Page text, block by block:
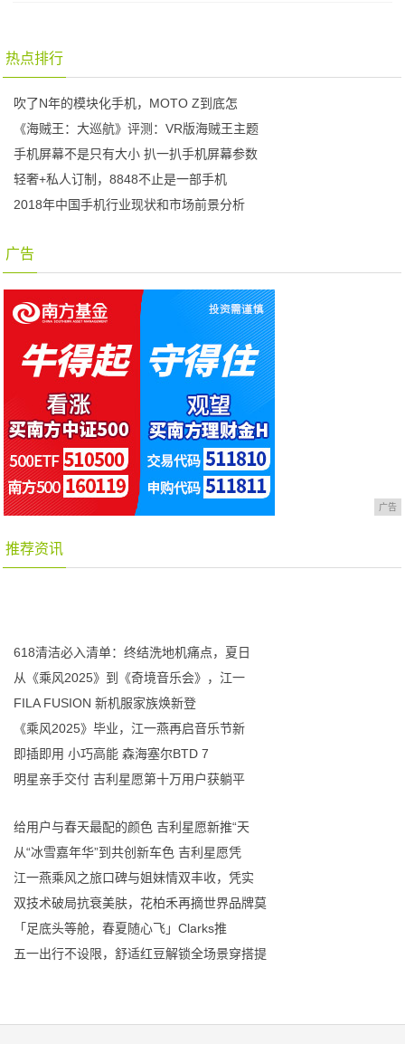
热点排行
吹了N年的模块化手机，MOTO Z到底怎
《海贼王：大巡航》评测：VR版海贼王主题
手机屏幕不是只有大小 扒一扒手机屏幕参数
轻奢+私人订制，8848不止是一部手机
2018年中国手机行业现状和市场前景分析
广告
广告
推荐资讯
618清洁必入清单：终结洗地机痛点，夏日
从《乘风2025》到《奇境音乐会》，江一
FILA FUSION 新机服家族焕新登
《乘风2025》毕业，江一燕再启音乐节新
即插即用 小巧高能 森海塞尔BTD 7
明星亲手交付 吉利星愿第十万用户获躺平
给用户与春天最配的颜色 吉利星愿新推“天
从“冰雪嘉年华”到共创新车色 吉利星愿凭
​江一燕乘风之旅口碑与姐妹情双丰收，凭实
双技术破局抗衰美肤，花柏禾再摘世界品牌莫
「足底头等舱，春夏随心飞」Clarks推
五一出行不设限，舒适红豆解锁全场景穿搭提